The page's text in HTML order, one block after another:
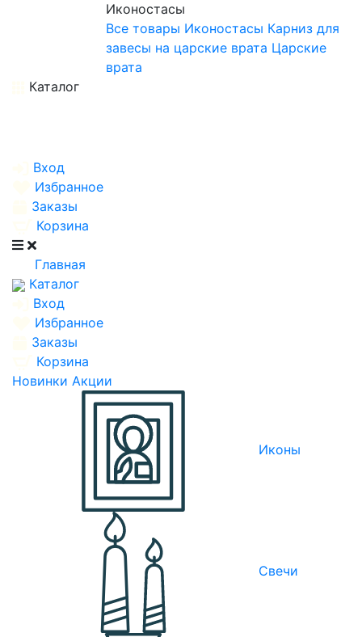
Иконостасы
Все товары Иконостасы Карниз для
завесы на царские врата Царские
врата
Каталог
Вход
Избранное
Заказы
Корзина
Главная
Каталог
Вход
Избранное
Заказы
Корзина
Новинки Акции
Иконы
Свечи